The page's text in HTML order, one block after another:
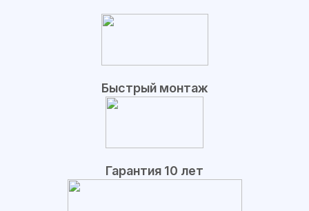
Быстрый монтаж
Гарантия 10 лет